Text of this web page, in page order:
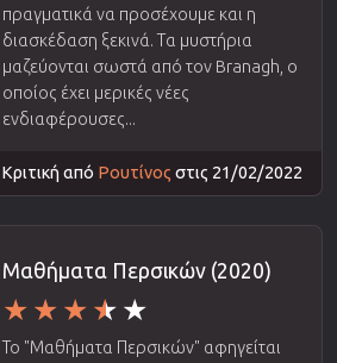
πραγματικά να προσέχουμε και η
διασκέδαση ξεκινά. Τα μυστήρια
μαζεύονται σωστά από τον Branagh, ο
οποίος έχει μερικές νέες
ενδιαφέρουσες...
Κριτική από Ρουτίνος στις 21/02/2022
Μαθήματα Περσικών (2020)
Το "Μαθήματα Περσικών" αφηγείται